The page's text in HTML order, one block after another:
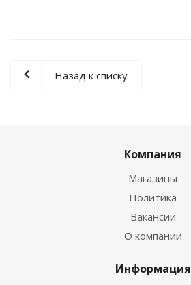
Назад к списку
Компания
Магазины
Политика
Вакансии
О компании
Информация